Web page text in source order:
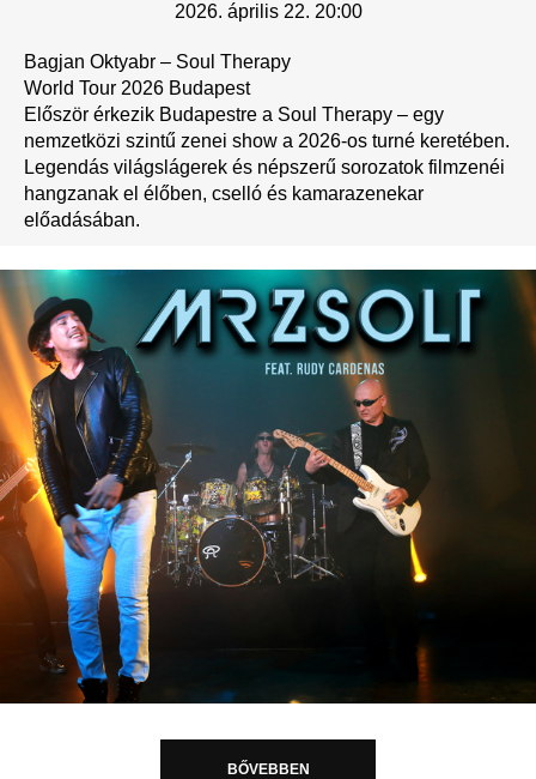
2026. április 22. 20:00
Bagjan Oktyabr – Soul Therapy
World Tour 2026 Budapest
Először érkezik Budapestre a Soul Therapy – egy
nemzetközi szintű zenei show a 2026-os turné keretében.
Legendás világslágerek és népszerű sorozatok filmzenéi
hangzanak el élőben, cselló és kamarazenekar
előadásában.
BŐVEBBEN